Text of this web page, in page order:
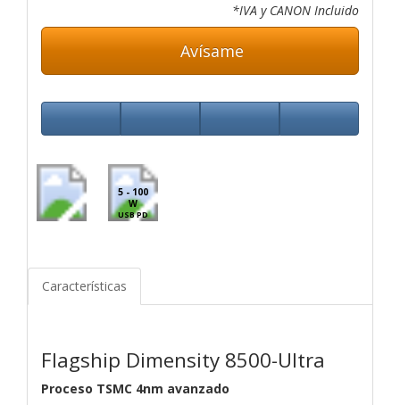
*IVA y CANON Incluido
Avísame
5 - 100
W
USB PD
Características
Flagship Dimensity 8500-Ultra
Proceso TSMC 4nm avanzado